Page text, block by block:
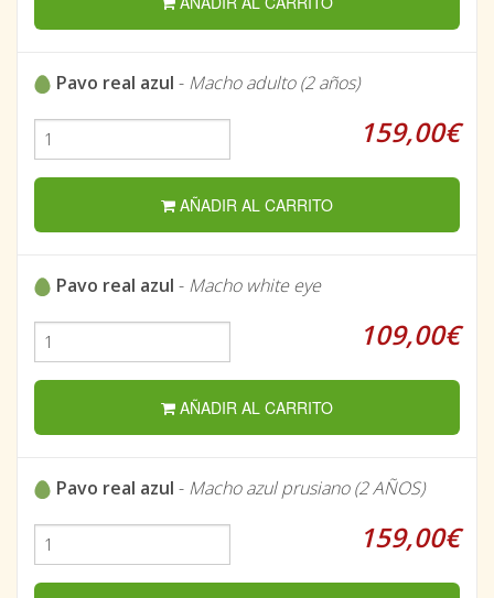
Pavo real azul - Macho adulto (2 años)
159,00€
AÑADIR AL CARRITO
Pavo real azul - Macho white eye
109,00€
AÑADIR AL CARRITO
Pavo real azul - Macho azul prusiano (2 AÑOS)
159,00€